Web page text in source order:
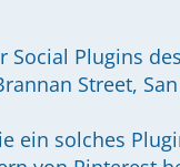
Plugins
Street,
ein solches